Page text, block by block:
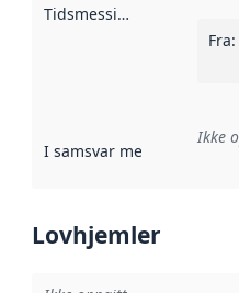
Tidsmessig avgrensning
Fra:
I samsvar med
Ikke
Lovhjemler